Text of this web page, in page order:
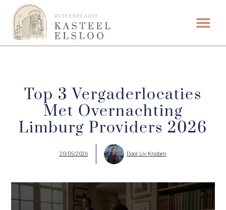
Top 3 Vergaderlocaties
Met Overnachting
Limburg Providers 2026
20/05/2026 Door Liv Knoben